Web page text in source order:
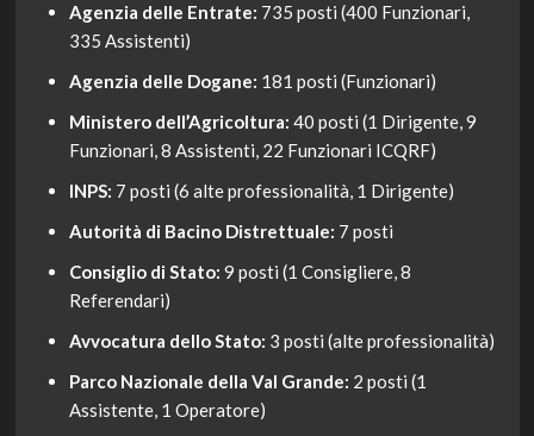
Agenzia delle Entrate: 735 posti (400 Funzionari,
335 Assistenti)
Agenzia delle Dogane: 181 posti (Funzionari)
Ministero dell’Agricoltura: 40 posti (1 Dirigente, 9
Funzionari, 8 Assistenti, 22 Funzionari ICQRF)
INPS: 7 posti (6 alte professionalità, 1 Dirigente)
Autorità di Bacino Distrettuale: 7 posti
Consiglio di Stato: 9 posti (1 Consigliere, 8
Referendari)
Avvocatura dello Stato: 3 posti (alte professionalità)
Parco Nazionale della Val Grande: 2 posti (1
Assistente, 1 Operatore)